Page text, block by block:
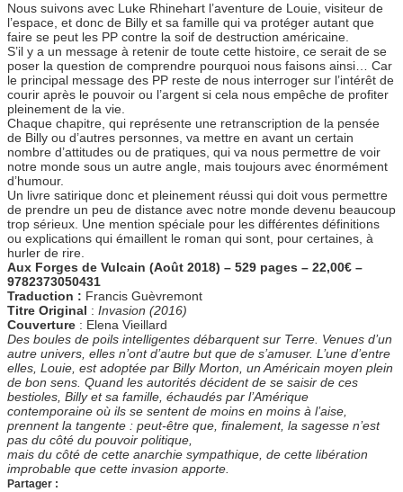
Nous suivons avec Luke Rhinehart l’aventure de Louie, visiteur de
l’espace, et donc de Billy et sa famille qui va protéger autant que
faire se peut les PP contre la soif de destruction américaine.
S’il y a un message à retenir de toute cette histoire, ce serait de se
poser la question de comprendre pourquoi nous faisons ainsi… Car
le principal message des PP reste de nous interroger sur l’intérêt de
courir après le pouvoir ou l’argent si cela nous empêche de profiter
pleinement de la vie.
Chaque chapitre, qui représente une retranscription de la pensée
de Billy ou d’autres personnes, va mettre en avant un certain
nombre d’attitudes ou de pratiques, qui va nous permettre de voir
notre monde sous un autre angle, mais toujours avec énormément
d’humour.
Un livre satirique donc et pleinement réussi qui doit vous permettre
de prendre un peu de distance avec notre monde devenu beaucoup
trop sérieux. Une mention spéciale pour les différentes définitions
ou explications qui émaillent le roman qui sont, pour certaines, à
hurler de rire.
Aux Forges de Vulcain (Août 2018) – 529 pages – 22,00€ –
9782373050431
Traduction : Francis Guèvremont
Titre Original : Invasion (2016)
Couverture : Elena Vieillard
Des boules de poils intelligentes débarquent sur Terre. Venues d’un
autre univers, elles n’ont d’autre but que de s’amuser. L’une d’entre
elles, Louie, est adoptée par Billy Morton, un Américain moyen plein
de bon sens. Quand les autorités décident de se saisir de ces
bestioles, Billy et sa famille, échaudés par l’Amérique
contemporaine où ils se sentent de moins en moins à l’aise,
prennent la tangente : peut-être que, finalement, la sagesse n’est
pas du côté du pouvoir politique,
mais du côté de cette anarchie sympathique, de cette libération
improbable que cette invasion apporte.
Partager :